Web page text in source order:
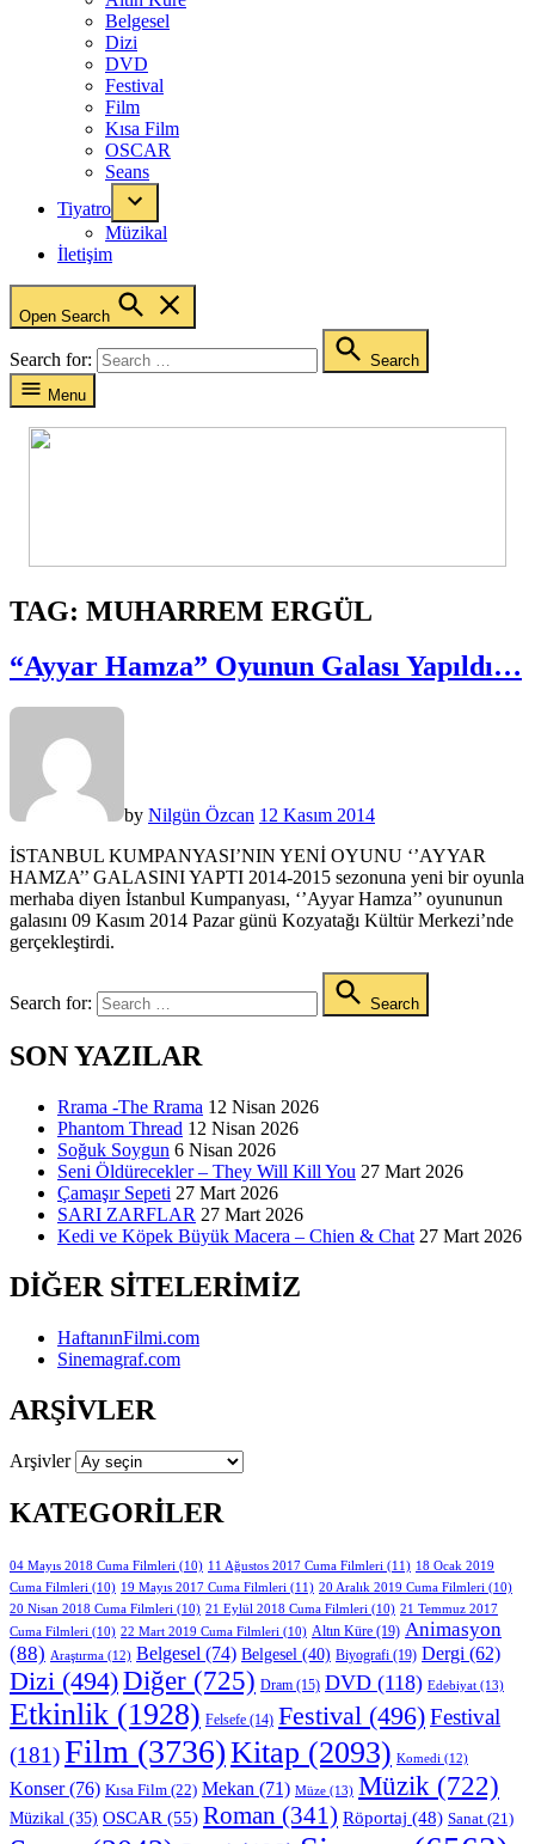
Belgesel
Dizi
DVD
Festival
Film
Kısa Film
OSCAR
Seans
Tiyatro
Müzikal
İletişim
Open Search
Search for:
Search
Menu
TAG: MUHARREM ERGÜL
“Ayyar Hamza” Oyunun Galası Yapıldı…
by Nilgün Özcan 12 Kasım 2014
İSTANBUL KUMPANYASI’NIN YENİ OYUNU ‘’AYYAR
HAMZA’’ GALASINI YAPTI 2014-2015 sezonuna yeni bir oyunla
merhaba diyen İstanbul Kumpanyası, ‘’Ayyar Hamza’’ oyununun
galasını 09 Kasım 2014 Pazar günü Kozyatağı Kültür Merkezi’nde
gerçekleştirdi.
Search for: Search
SON YAZILAR
Rrama -The Rrama 12 Nisan 2026
Phantom Thread 12 Nisan 2026
Soğuk Soygun 6 Nisan 2026
Seni Öldürecekler – They Will Kill You 27 Mart 2026
Çamaşır Sepeti 27 Mart 2026
SARI ZARFLAR 27 Mart 2026
Kedi ve Köpek Büyük Macera – Chien & Chat 27 Mart 2026
DIĞER SITELERIMIZ
HaftanınFilmi.com
Sinemagraf.com
ARŞIVLER
Arşivler
KATEGORILER
04 Mayıs 2018 Cuma Filmleri (10) 11 Ağustos 2017 Cuma Filmleri (11) 18 Ocak 2019
Cuma Filmleri (10) 19 Mayıs 2017 Cuma Filmleri (11) 20 Aralık 2019 Cuma Filmleri (10)
20 Nisan 2018 Cuma Filmleri (10) 21 Eylül 2018 Cuma Filmleri (10) 21 Temmuz 2017
Cuma Filmleri (10) 22 Mart 2019 Cuma Filmleri (10) Altın Küre (19) Animasyon
(88) Araştırma (12) Belgesel (74) Belgesel (40) Biyografi (19) Dergi (62)
Dizi (494)Diğer (725) Dram (15) DVD (118) Edebiyat (13)
Etkinlik (1928) Felsefe (14) Festival (496)Festival
(181)Film (3736)Kitap (2093) Komedi (12)
Konser(76) Kısa Film (22) Mekan (71) Müze (13) Müzik (722)
Müzikal (35) OSCAR (55) Roman (341) Röportaj (48) Sanat (21)